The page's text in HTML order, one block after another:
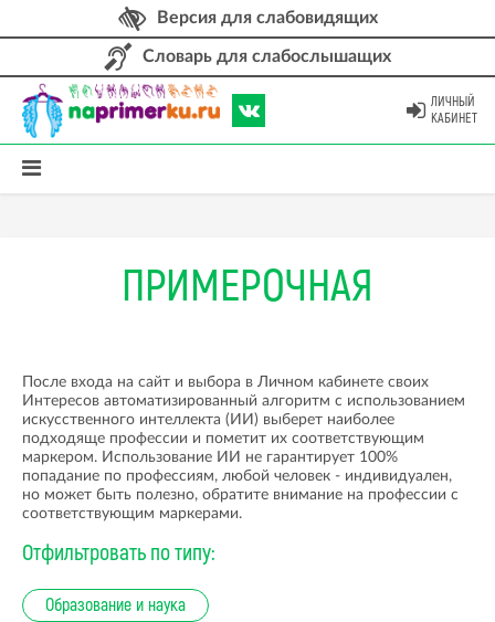
Версия для слабовидящих
Словарь для слабослышащих
ЛИЧНЫЙ
КАБИНЕТ
ПРИМЕРОЧНАЯ
После входа на сайт и выбора в Личном кабинете своих
Интересов автоматизированный алгоритм с использованием
искусственного интеллекта (ИИ) выберет наиболее
подходяще профессии и пометит их соответствующим
маркером. Использование ИИ не гарантирует 100%
попадание по профессиям, любой человек - индивидуален,
но может быть полезно, обратите внимание на профессии с
соответствующим маркерами.
Отфильтровать по типу:
Образование и наука